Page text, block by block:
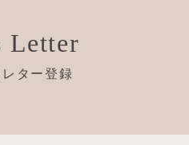
Letter
ター登録